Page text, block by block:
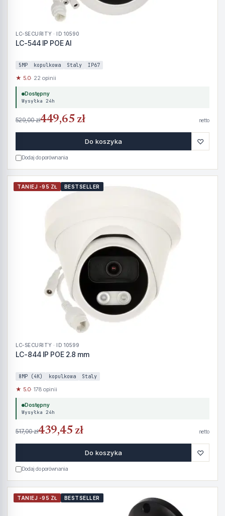
LC-SECURITY · ID 10590
LC-544 IP POE AI
5MP kopulkowa Staly IP67
★ 5.0· 22 opinii
Dostępny
Wysyłka 24h
529,00 zł449,65 zł netto
Do koszyka ♡
Dodaj do porównania
TANIEJ -95 ZŁ BESTSELLER
LC-SECURITY · ID 10599
LC-844 IP POE 2.8 mm
8MP (4K) kopulkowa Staly
★ 5.0· 178 opinii
Dostępny
Wysyłka 24h
517,00 zł439,45 zł netto
Do koszyka ♡
Dodaj do porównania
TANIEJ -95 ZŁ BESTSELLER